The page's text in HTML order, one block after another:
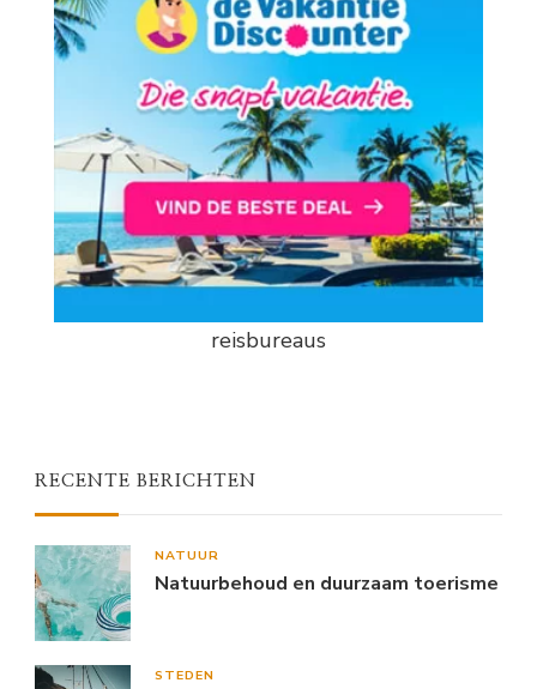
reisbureaus
RECENTE BERICHTEN
NATUUR
Natuurbehoud en duurzaam toerisme
STEDEN